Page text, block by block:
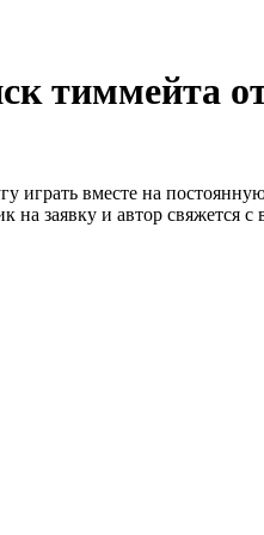
тиммейта
играть вместе на
на заявку и автор свяжется с